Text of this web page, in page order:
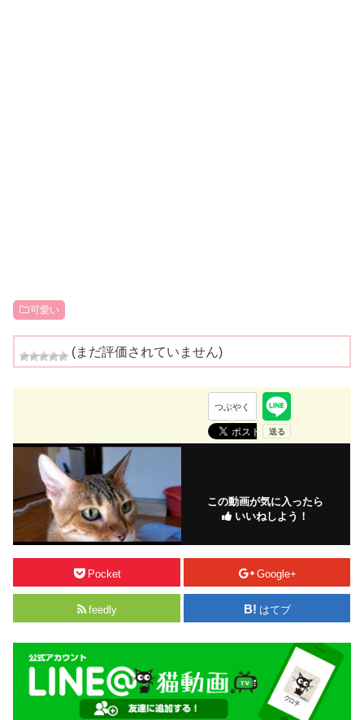
可愛い
(まだ評価されていません)
つぶやく
この動画が気に入ったら
いいねしよう！
Pocket Google+
feedly はてブ